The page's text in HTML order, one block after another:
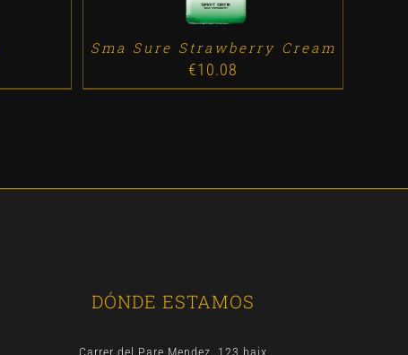
Sma Sure Strawberry Cream
€10.08
DÓNDE ESTAMOS
Carrer del Pare Mendez, 123 baix